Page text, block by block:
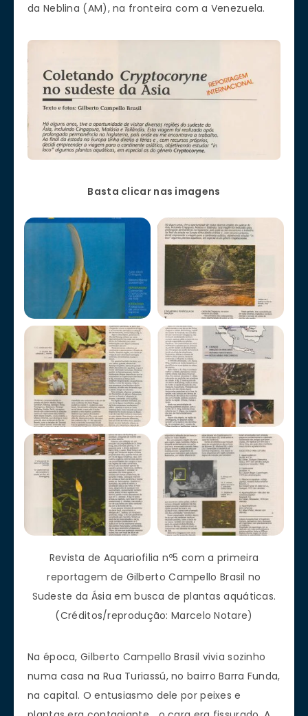
da Neblina (AM), na fronteira com a Venezuela.
Basta clicar nas imagens
Revista de Aquariofilia nº5 com a primeira
reportagem de Gilberto Campello Brasil no
Sudeste da Ásia em busca de plantas aquáticas.
(Créditos/reprodução: Marcelo Notare)
Na época, Gilberto Campello Brasil vivia sozinho
numa casa na Rua Turiassú, no bairro Barra Funda,
na capital. O entusiasmo dele por peixes e